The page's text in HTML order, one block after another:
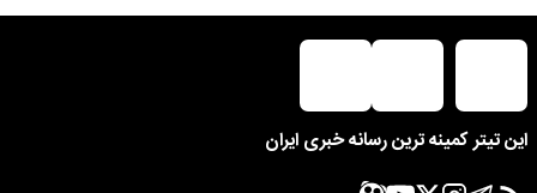
این تیتر کمینه ترین رسانه خبری ایران